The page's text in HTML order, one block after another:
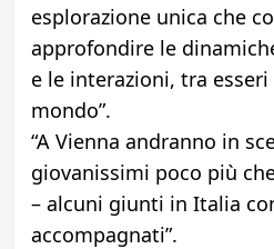
esplorazione unica che
approfondire le
e le interazioni, tra
mondo”.
“A Vienna andranno in
giovanissimi poco più
– alcuni giunti in Italia
accompagnati”.